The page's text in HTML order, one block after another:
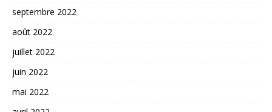
septembre 2022
août 2022
juillet 2022
juin 2022
mai 2022